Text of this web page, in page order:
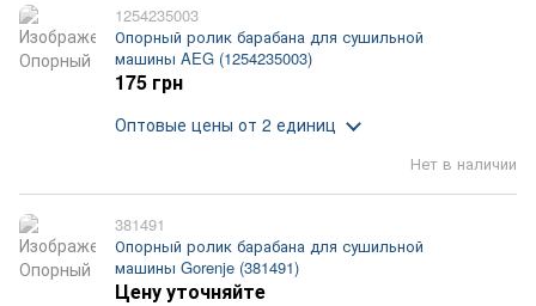
1254235003
Опорный ролик барабана для сушильной
машины AEG (1254235003)
Нет в наличии
175 грн
Оптовые цены от 2 единиц
381491
Опорный ролик барабана для сушильной
машины Gorenje (381491)
Цену уточняйте